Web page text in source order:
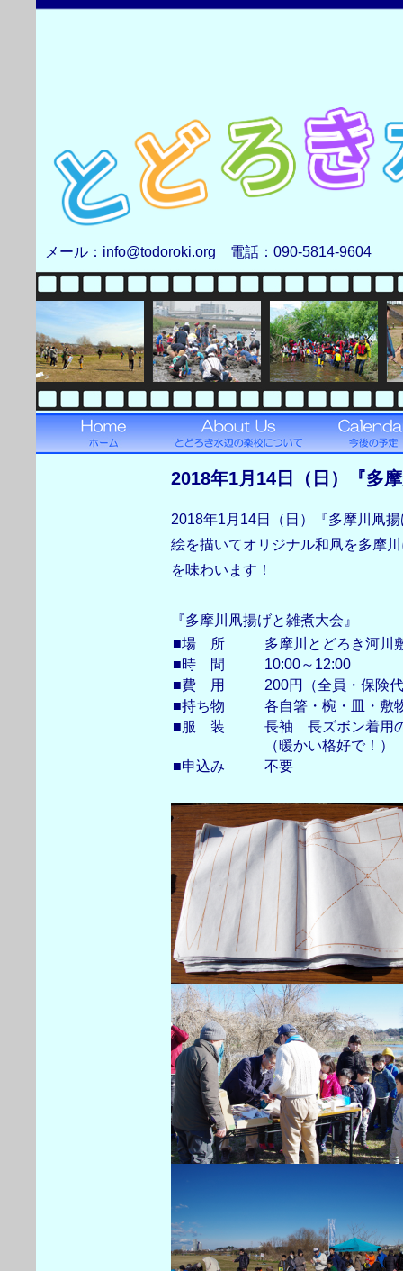
メール：info@todoroki.org 電話：090-5814-9604
2018年1月14日（日）『多
2018年1月14日（日）『多摩川凧
絵を描いてオリジナル和凧を多摩
を味わいます！
『多摩川凧揚げと雑煮大会』
■場 所
多摩川とどろき河川
■時 間
10:00～12:00
■費 用
200円（全員・保険
■持ち物
各自箸・椀・皿・敷
■服 装
長袖 長ズボン着用
（暖かい格好で！）
■申込み
不要